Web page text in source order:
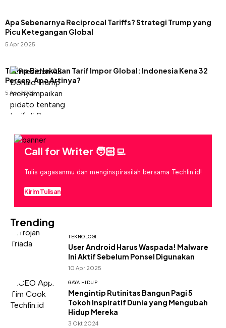
Apa Sebenarnya Reciprocal Tariffs? Strategi Trump yang
Picu Ketegangan Global
5 Apr 2025
Trump Berlakukan Tarif Impor Global: Indonesia Kena 32
Persen, Apa Artinya?
5 Apr 2025
Call for Writer 🧑🏻‍💻
Tulis gagasanmu dan menginspirasilah bersama Techfin.id!
Kirim Tulisan
Trending
TEKNOLOGI
User Android Harus Waspada! Malware
Ini Aktif Sebelum Ponsel Digunakan
10 Apr 2025
GAYA HIDUP
Mengintip Rutinitas Bangun Pagi 5
Tokoh Inspiratif Dunia yang Mengubah
Hidup Mereka
3 Okt 2024